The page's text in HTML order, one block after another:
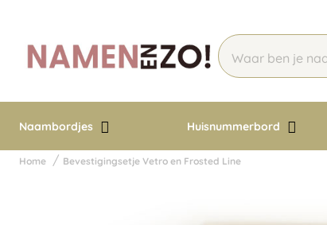
Naambordjes Huisnummerbord
Home Bevestigingsetje Vetro en Frosted Line